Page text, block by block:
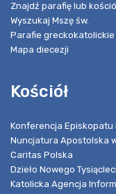
Znajdź parafię lub
Wyszukaj Mszę św.
Parafie greckokatolickie
Mapa diecezji
Kościół
Konferencja Episkopatu
Nuncjatura Apostolska
Caritas Polska
Dzieło Nowego
Katolicka Agencja